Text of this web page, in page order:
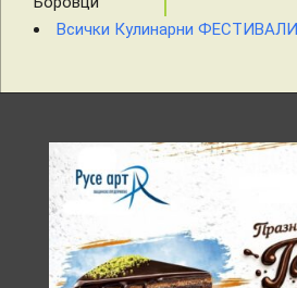
Всички Кулинарни ФЕСТИВАЛИ